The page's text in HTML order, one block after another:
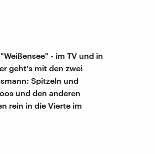
- im TV und in
geht's mit den zwei
Spitzeln und
und den anderen
rein in die Vierte im